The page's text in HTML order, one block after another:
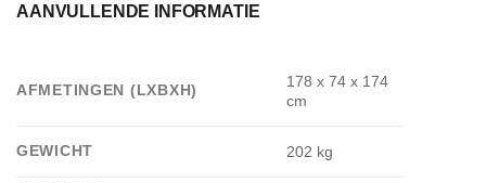
AANVULLENDE INFORMATIE
AFMETINGEN (LXBXH)
178 x 74 x 174
cm
GEWICHT 202 kg